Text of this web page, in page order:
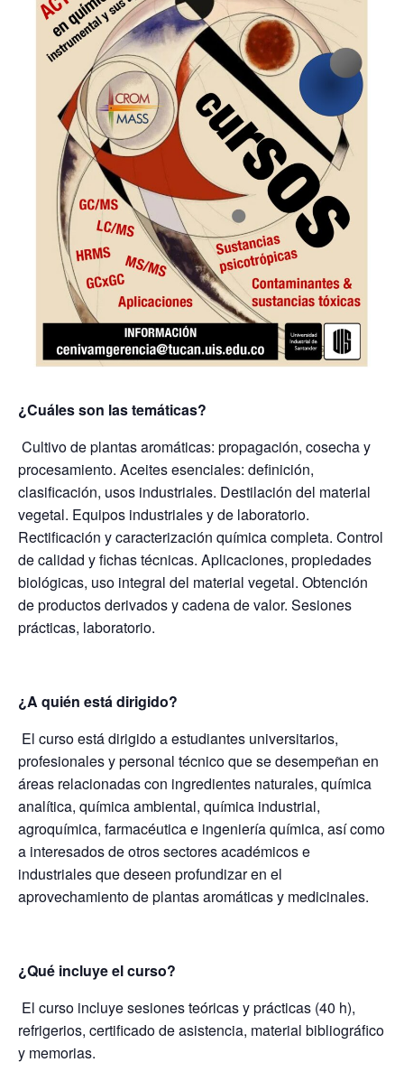
¿Cuáles son las temáticas?
Cultivo de plantas aromáticas: propagación, cosecha y
procesamiento. Aceites esenciales: definición,
clasificación, usos industriales. Destilación del material
vegetal. Equipos industriales y de laboratorio.
Rectificación y caracterización química completa. Control
de calidad y fichas técnicas. Aplicaciones, propiedades
biológicas, uso integral del material vegetal. Obtención
de productos derivados y cadena de valor. Sesiones
prácticas, laboratorio.
¿A quién está dirigido?
El curso está dirigido a estudiantes universitarios,
profesionales y personal técnico que se desempeñan en
áreas relacionadas con ingredientes naturales, química
analítica, química ambiental, química industrial,
agroquímica, farmacéutica e ingeniería química, así como
a interesados de otros sectores académicos e
industriales que deseen profundizar en el
aprovechamiento de plantas aromáticas y medicinales.
¿Qué incluye el curso?
El curso incluye sesiones teóricas y prácticas (40 h),
refrigerios, certificado de asistencia, material bibliográfico
y memorias.